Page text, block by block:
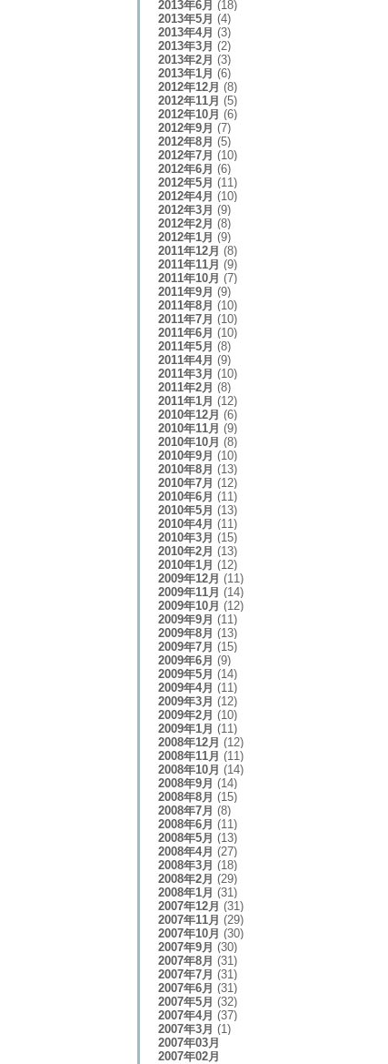
2013年6月 (18)
2013年5月 (4)
2013年4月 (3)
2013年3月 (2)
2013年2月 (3)
2013年1月 (6)
2012年12月 (8)
2012年11月 (5)
2012年10月 (6)
2012年9月 (7)
2012年8月 (5)
2012年7月 (10)
2012年6月 (6)
2012年5月 (11)
2012年4月 (10)
2012年3月 (9)
2012年2月 (8)
2012年1月 (9)
2011年12月 (8)
2011年11月 (9)
2011年10月 (7)
2011年9月 (9)
2011年8月 (10)
2011年7月 (10)
2011年6月 (10)
2011年5月 (8)
2011年4月 (9)
2011年3月 (10)
2011年2月 (8)
2011年1月 (12)
2010年12月 (6)
2010年11月 (9)
2010年10月 (8)
2010年9月 (10)
2010年8月 (13)
2010年7月 (12)
2010年6月 (11)
2010年5月 (13)
2010年4月 (11)
2010年3月 (15)
2010年2月 (13)
2010年1月 (12)
2009年12月 (11)
2009年11月 (14)
2009年10月 (12)
2009年9月 (11)
2009年8月 (13)
2009年7月 (15)
2009年6月 (9)
2009年5月 (14)
2009年4月 (11)
2009年3月 (12)
2009年2月 (10)
2009年1月 (11)
2008年12月 (12)
2008年11月 (11)
2008年10月 (14)
2008年9月 (14)
2008年8月 (15)
2008年7月 (8)
2008年6月 (11)
2008年5月 (13)
2008年4月 (27)
2008年3月 (18)
2008年2月 (29)
2008年1月 (31)
2007年12月 (31)
2007年11月 (29)
2007年10月 (30)
2007年9月 (30)
2007年8月 (31)
2007年7月 (31)
2007年6月 (31)
2007年5月 (32)
2007年4月 (37)
2007年3月 (1)
2007年03月
2007年02月